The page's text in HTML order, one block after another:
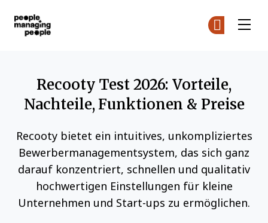
Recooty Test 2026: Vorteile,
Nachteile, Funktionen & Preise
Recooty bietet ein intuitives, unkompliziertes
Bewerbermanagementsystem, das sich ganz
darauf konzentriert, schnellen und qualitativ
hochwertigen Einstellungen für kleine
Unternehmen und Start-ups zu ermöglichen.